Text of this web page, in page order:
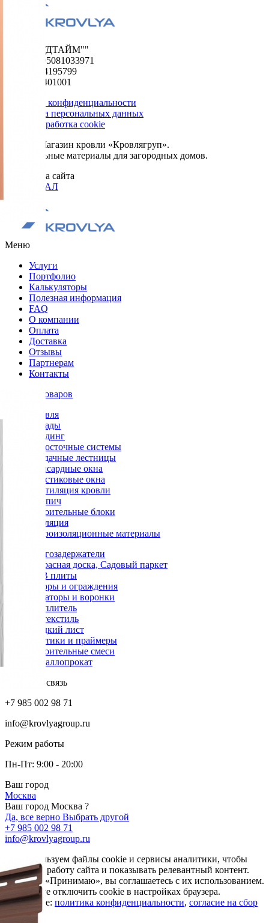
ООО "ФУДТАЙМ""
ОГРН 1195081033971
ИНН 5024195799
КПП 502401001
Политика конфиденциальности
Обработка персональных данных
Сбор и обработка cookie
© 2026. Магазин кровли «Кровлягруп».
Строительные материалы для загородных домов.
Разработка сайта
ОРИГИНАЛ
Меню
Услуги
Портфолио
Калькуляторы
Полезная информация
FAQ
О компании
Оплата
Доставка
Отзывы
Партнерам
Контакты
Каталог товаров
Кровля
Фасады
Сайдинг
Водосточные системы
Чердачные лестницы
Мансардные окна
Пластиковые окна
Вентиляция кровли
Кирпич
Строительные блоки
Изоляция
Гидроизоляционные материалы
Снегозадержатели
Террасная доска, Садовый паркет
OSB плиты
Заборы и ограждения
Аэраторы и воронки
Утеплитель
Геотекстиль
Гладкий лист
Мастики и праймеры
Строительные смеси
Металлопрокат
Обратная связь
+7 985 002 98 71
info@krovlyagroup.ru
Режим работы
Пн-Пт: 9:00 - 20:00
Ваш город
Москва
Ваш город Москва ?
Да, все верно Выбрать другой
+7 985 002 98 71
info@krovlyagroup.ru
Мы используем файлы cookie и сервисы аналитики, чтобы
улучшить работу сайта и показывать релевантный контент.
Нажимая «Принимаю», вы соглашаетесь с их использованием.
Вы можете отключить cookie в настройках браузера.
Подробнее: политика конфиденциальности, согласие на сбор